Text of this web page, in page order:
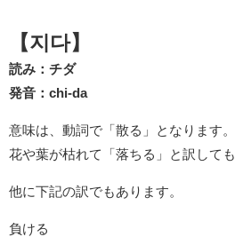
【지다】
読み：チダ
発音：chi-da
意味は、動詞で「散る」となります。
花や葉が枯れて「落ちる」と訳しても
他に下記の訳でもあります。
負ける